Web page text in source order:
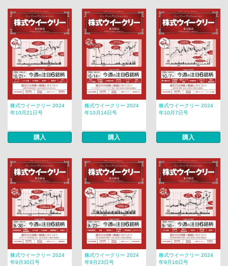
株式ウイークリー 2024
年10月21日号
購入
株式ウイークリー 2024
年10月14日号
購入
株式ウイークリー 2024
年10月7日号
購入
株式ウイークリー 2024
年9月30日号
株式ウイークリー 2024
年9月23日号
株式ウイークリー 2024
年9月16日号